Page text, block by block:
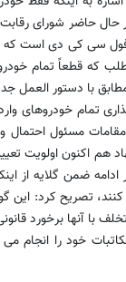
حاضر شورای
سی کی دی است که
که قطعاً تمام
با دستور العمل
تمام خودروهای
مسئول احتمال
هم اکنون اولویت
ادامه ضمن گلایه
تصریح کرد: این
با آنها برخورد
خود را انجام